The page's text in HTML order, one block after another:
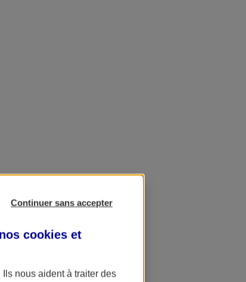
Continuer sans accepter
cookies et
Ils nous aident à traiter des